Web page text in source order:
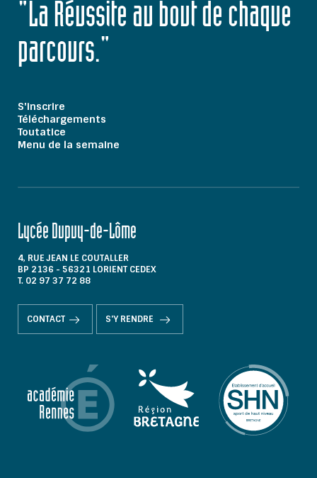
"La Réussite au bout de chaque
parcours."
S'inscrire
Téléchargements
Toutatice
Menu de la semaine
Lycée Dupuy-de-Lôme
4, RUE JEAN LE COUTALLER
BP 2136 - 56321 LORIENT CEDEX
T. 02 97 37 72 88
CONTACT S'Y RENDRE